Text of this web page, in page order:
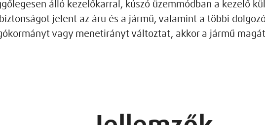
álló kezelőkarral, kúszó üzemmódban a kezelő
jelent az áru és a jármű, valamint a többi
vagy menetirányt változtat, akkor a jármű